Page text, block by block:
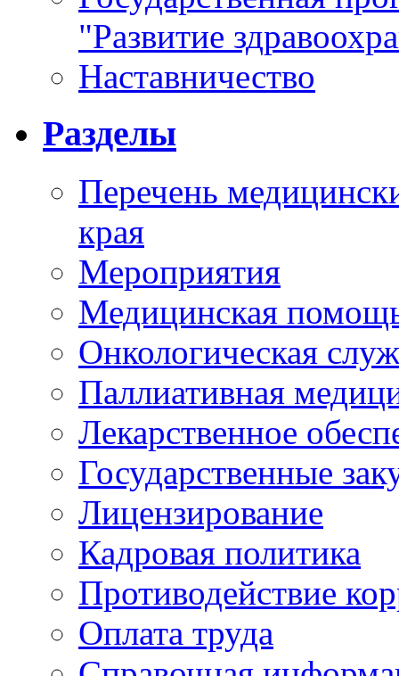
"Развитие
Наставничество
Разделы
Перечень
края
Мероприятия
Медицинская
Онкологическая
Паллиативная
Лекарственное
Государственные
Лицензирование
Кадровая политика
Противодействие
Оплата труда